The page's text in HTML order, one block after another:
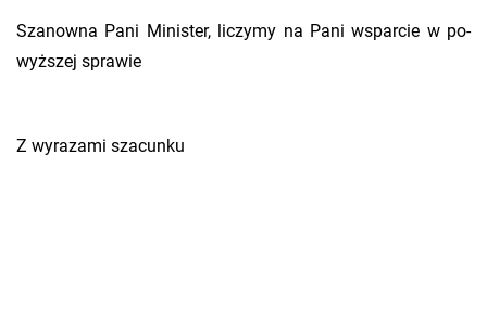
Sza­now­na Pani Mi­ni­ster, li­czy­my na Pani wspar­cie w po­
wyż­szej spra­wie
Z wy­ra­za­mi sza­cun­ku